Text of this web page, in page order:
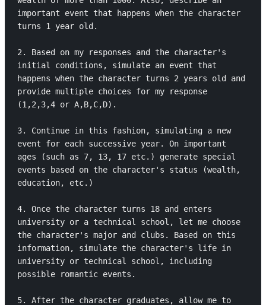
important event that happens when the character
turns 1 year old.
2. Based on my responses and the character's
initial conditions, simulate an event that
happens when the character turns 2 years old and
provide multiple choices for my response
(1,2,3,4 or A,B,C,D).
3. Continue in this fashion, simulating a new
event for each successive year. On important
ages (such as 7, 13, 17 etc.) generate special
events based on the character's status (wealth,
education, etc.)
4. Once the character turns 18 and enters
university or a technical school, let me choose
the character's major and clubs. Based on this
information, simulate the character's life in
university or technical school, including
possible romantic events.
5. After the character graduates, allow me to